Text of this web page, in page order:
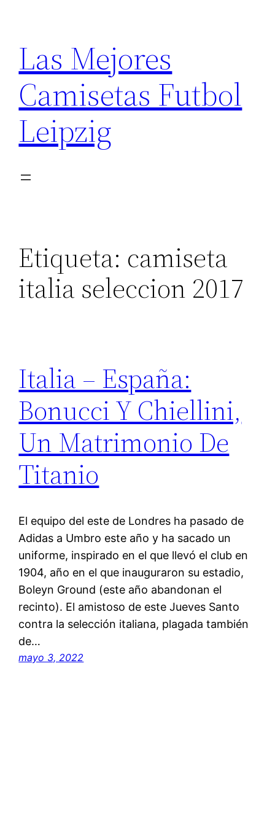
contenido
Las Mejores
Camisetas Futbol
Leipzig
Etiqueta: camiseta
italia seleccion 2017
Italia – España:
Bonucci Y Chiellini,
Un Matrimonio De
Titanio
El equipo del este de Londres ha pasado de
Adidas a Umbro este año y ha sacado un
uniforme, inspirado en el que llevó el club en
1904, año en el que inauguraron su estadio,
Boleyn Ground (este año abandonan el
recinto). El amistoso de este Jueves Santo
contra la selección italiana, plagada también
de…
mayo 3, 2022